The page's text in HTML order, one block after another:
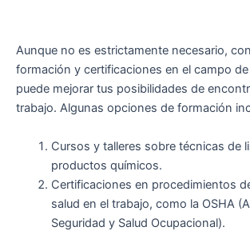
Aunque no es estrictamente necesario,
formación y certificaciones en el campo de
puede mejorar tus posibilidades de
trabajo. Algunas opciones de formación
Cursos y talleres sobre técnicas de
productos químicos.
Certificaciones en procedimientos
salud en el trabajo, como la OSHA
Seguridad y Salud Ocupacional).